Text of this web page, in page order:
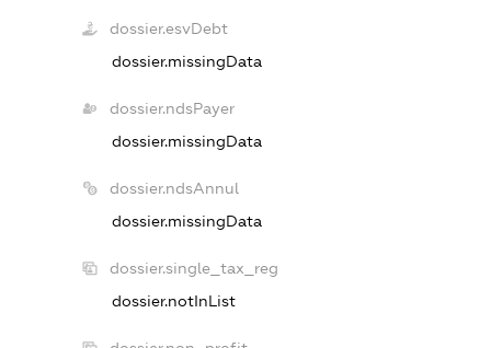
dossier.esvDebt
dossier.missingData
dossier.ndsPayer
dossier.missingData
dossier.ndsAnnul
dossier.missingData
dossier.single_tax_reg
dossier.notInList